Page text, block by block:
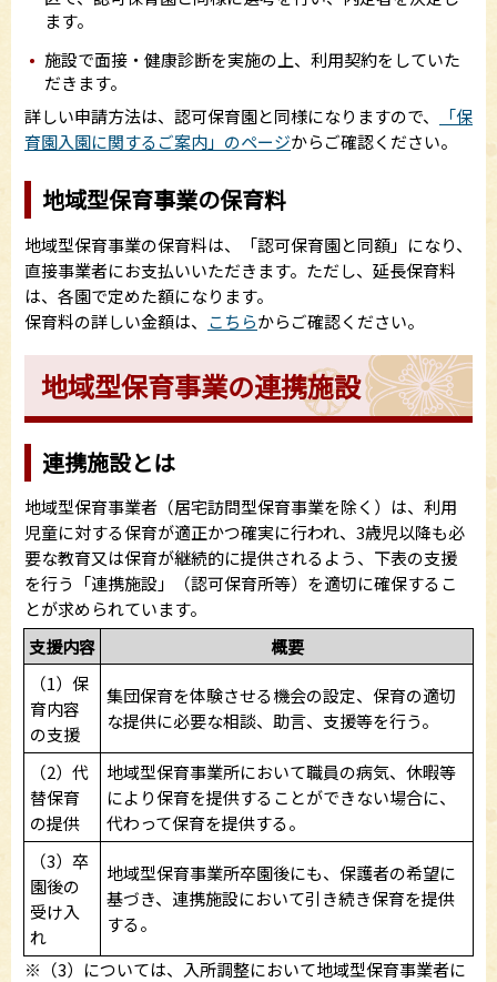
ます。
施設で面接・健康診断を実施の上、利用契約をしていた
だきます。
詳しい申請方法は、認可保育園と同様になりますので、
「保
育園入園に関するご案内」のページからご確認ください。
地域型保育事業の保育料
地域型保育事業の保育料は、「認可保育園と同額」になり、
直接事業者にお支払いいただきます。ただし、延長保育料
は、各園で定めた額になります。
保育料の詳しい金額は、 こちらからご確認ください。
地域型保育事業の連携施設
連携施設とは
地域型保育事業者（居宅訪問型保育事業を除く）は、利用
児童に対する保育が適正かつ確実に行われ、3歳児以降も必
要な教育又は保育が継続的に提供されるよう、下表の支援
を行う「連携施設」（認可保育所等）を適切に確保するこ
とが求められています。
支援内容
概要
（1）保
育内容
の支援
集団保育を体験させる機会の設定、保育の適切
な提供に必要な相談、助言、支援等を行う。
（2）代
替保育
の提供
地域型保育事業所において職員の病気、休暇等
により保育を提供することができない場合に、
代わって保育を提供する。
（3）卒
園後の
受け入
れ
地域型保育事業所卒園後にも、保護者の希望に
基づき、連携施設において引き続き保育を提供
する。
※（3）については、入所調整において地域型保育事業者に